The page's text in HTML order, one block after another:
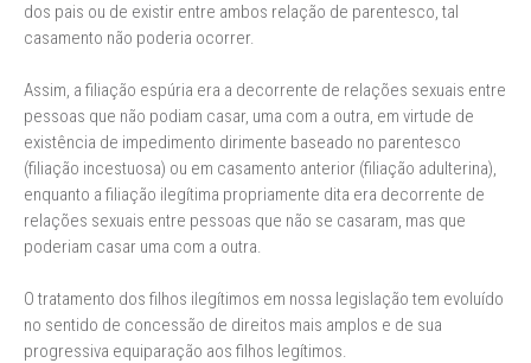
dos pais ou de existir entre ambos relação de parentesco, tal
casamento não poderia ocorrer.
Assim, a filiação espúria era a decorrente de relações sexuais entre
pessoas que não podiam casar, uma com a outra, em virtude de
existência de impedimento dirimente baseado no parentesco
(filiação incestuosa) ou em casamento anterior (filiação adulterina),
enquanto a filiação ilegítima propriamente dita era decorrente de
relações sexuais entre pessoas que não se casaram, mas que
poderiam casar uma com a outra.
O tratamento dos filhos ilegítimos em nossa legislação tem evoluído
no sentido de concessão de direitos mais amplos e de sua
progressiva equiparação aos filhos legítimos.